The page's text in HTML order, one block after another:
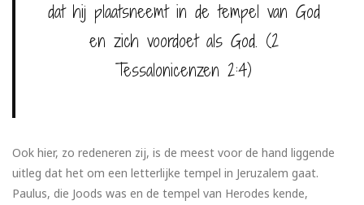
dat hij plaatsneemt in de tempel van God
en zich voordoet als God. (2
Tessalonicenzen 2:4)
Ook hier, zo redeneren zij, is de meest voor de hand liggende
uitleg dat het om een letterlijke tempel in Jeruzalem gaat.
Paulus, die Joods was en de tempel van Herodes kende,